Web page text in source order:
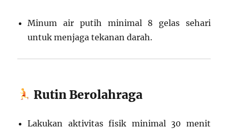
Minum air putih minimal 8 gelas sehari
untuk menjaga tekanan darah.
Rutin Berolahraga
Lakukan aktivitas fisik minimal 30 menit